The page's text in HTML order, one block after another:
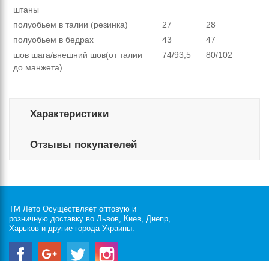
штаны
полуобьем в талии (резинка)
27
28
полуобьем в бедрах
43
47
шов шага/внешний шов(от талии
до манжета)
74/93,5 80/102
Характеристики
Отзывы покупателей
ТМ Лето Осуществляет оптовую и
розничную доставку во Львов, Киев, Днепр,
Харьков и другие города Украины.